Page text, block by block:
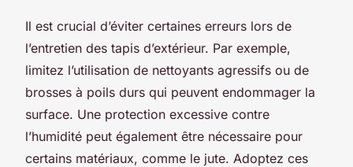
Il est crucial d’éviter certaines erreurs lors de
l’entretien des tapis d’extérieur. Par exemple,
limitez l’utilisation de nettoyants agressifs ou de
brosses à poils durs qui peuvent endommager la
surface. Une protection excessive contre
l’humidité peut également être nécessaire pour
certains matériaux, comme le jute. Adoptez ces